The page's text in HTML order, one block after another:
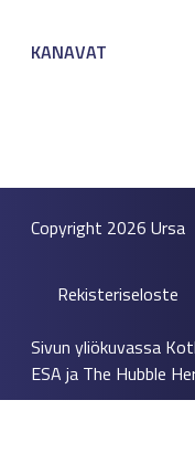
KANAVAT
Copyright 2026 Ursa
Rekisteriseloste
Sivun yliökuvassa
ESA ja The Hubble